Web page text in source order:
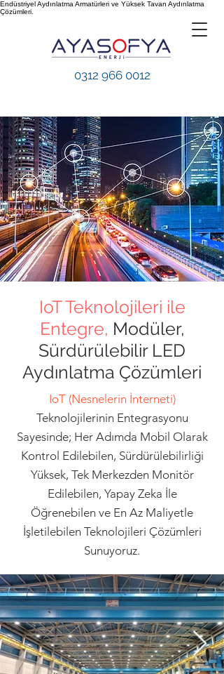
Endüstriyel Aydınlatma Armatürleri ve Yüksek Tavan Aydınlatma
Çözümleri.
0312 966 0012
IoT Teknolojileri ile
Entegre, Modüler,
Sürdürülebilir LED
Aydınlatma Çözümleri
IoT (Nesnelerin İnterneti)
Teknolojilerinin Entegrasyonu
Sayesinde; Her Adımda Mobil Olarak
Kontrol Edilebilen, Sürdürülebilirliği
Yüksek, Tek Merkezden Monitör
Edilebilen, Yapay Zeka İle
Öğrenebilen ve En Az Maliyetle
İşletilebilen Teknolojileri Çözümleri
Sunuyoruz.